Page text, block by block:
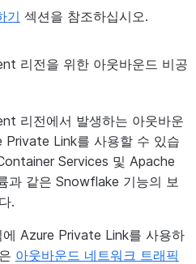
기 섹션을 참조하십시오.
리전을 위한 아웃바운드 비공
리전에서 발생하는 아웃바운
Private Link를 사용할 수 있습
Services 및 Apache
과 같은 Snowflake 기능의 보
.
Azure Private Link를 사용하
아웃바운드 네트워크 트래픽